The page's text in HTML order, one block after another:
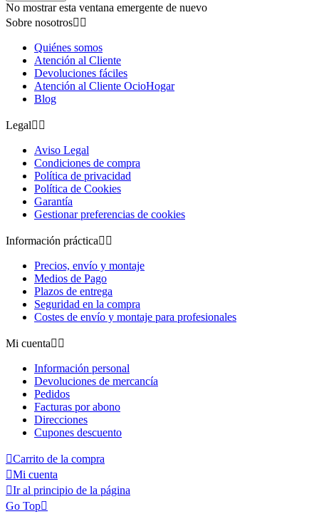
No mostrar esta ventana emergente de nuevo
Sobre nosotros 
Quiénes somos
Atención al Cliente
Devoluciones fáciles
Atención al Cliente OcioHogar
Blog
Legal 
Aviso Legal
Condiciones de compra
Política de privacidad
Política de Cookies
Garantía
Gestionar preferencias de cookies
Información práctica 
Precios, envío y montaje
Medios de Pago
Plazos de entrega
Seguridad en la compra
Costes de envío y montaje para profesionales
Mi cuenta 
Información personal
Devoluciones de mercancía
Pedidos
Facturas por abono
Direcciones
Cupones descuento
Carrito de la compra
Mi cuenta
Ir al principio de la página
Go Top